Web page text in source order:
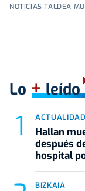
NOTICIAS TALDEA
Lo +leído
ACTUALIDAD
Hallan
después
hospital
BIZKAIA